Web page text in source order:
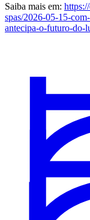
Saiba mais em:
spas/2026-05-15-
antecipa-o-futuro-do-